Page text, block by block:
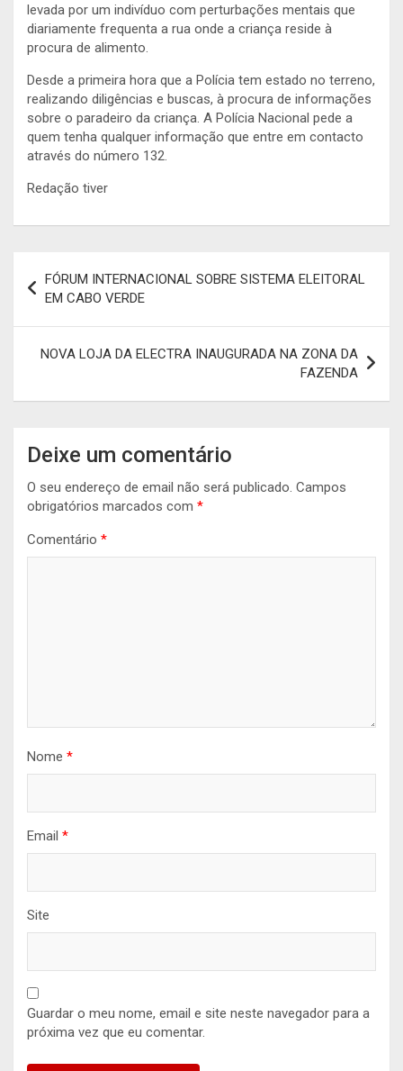
levada por um indivíduo com perturbações mentais que
diariamente frequenta a rua onde a criança reside à
procura de alimento.
Desde a primeira hora que a Polícia tem estado no terreno,
realizando diligências e buscas, à procura de informações
sobre o paradeiro da criança. A Polícia Nacional pede a
quem tenha qualquer informação que entre em contacto
através do número 132.
Redação tiver
Navegação
de
artigos
FÓRUM INTERNACIONAL SOBRE SISTEMA ELEITORAL
EM CABO VERDE
NOVA LOJA DA ELECTRA INAUGURADA NA ZONA DA
FAZENDA
Deixe um comentário
O seu endereço de email não será publicado. Campos
obrigatórios marcados com *
Comentário *
Nome *
Email *
Site
Guardar o meu nome, email e site neste navegador para a
próxima vez que eu comentar.